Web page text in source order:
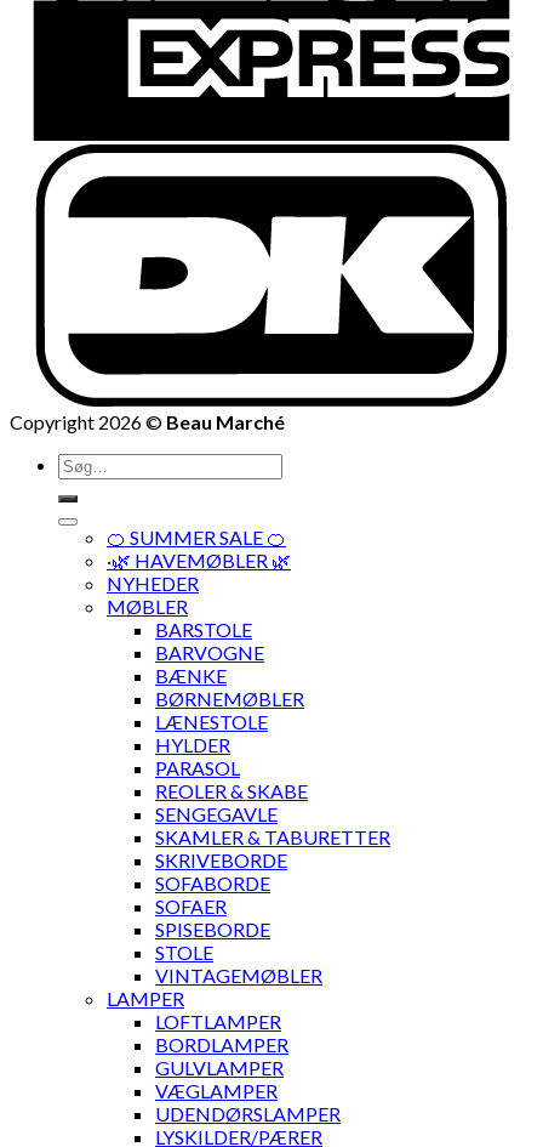
Copyright 2026 © Beau Marché
Søg
efter:
🍊 SUMMER SALE 🍊
·🌿 HAVEMØBLER 🌿
NYHEDER
MØBLER
BARSTOLE
BARVOGNE
BÆNKE
BØRNEMØBLER
LÆNESTOLE
HYLDER
PARASOL
REOLER & SKABE
SENGEGAVLE
SKAMLER & TABURETTER
SKRIVEBORDE
SOFABORDE
SOFAER
SPISEBORDE
STOLE
VINTAGEMØBLER
LAMPER
LOFTLAMPER
BORDLAMPER
GULVLAMPER
VÆGLAMPER
UDENDØRSLAMPER
LYSKILDER/PÆRER